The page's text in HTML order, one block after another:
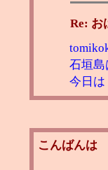
Re: お
石垣島
今日は
こんばんは